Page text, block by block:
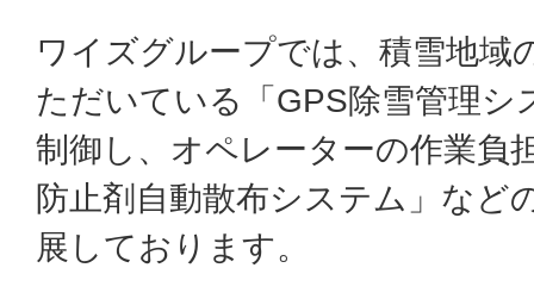
ワイズグループでは、積雪地域
ただいている「GPS除雪管理シ
制御し、オペレーターの作業負
防止剤自動散布システム」など
展しております。